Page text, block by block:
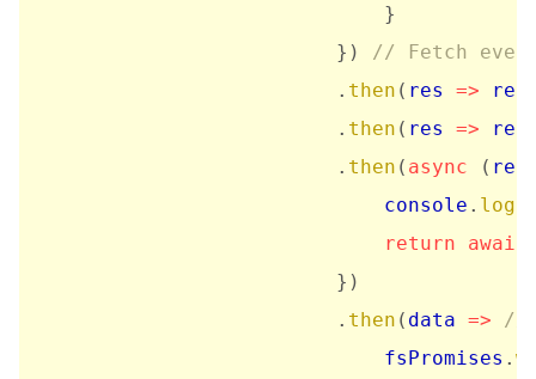
}
} )
// Fetch
. then ( res => res
. then ( res => res
. then ( async (
                            console
. log
return
await
} )
. then ( data =>
//
                            fsPromises
.